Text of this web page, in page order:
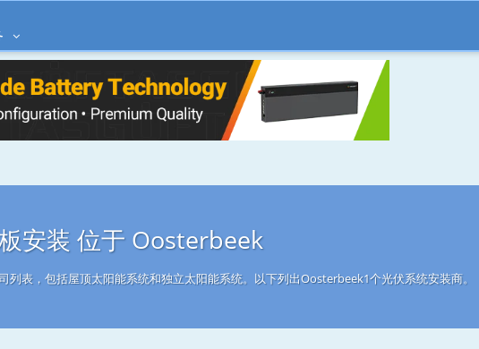
安装 位于 Oosterbeek
表，包括屋顶太阳能系统和独立太阳能系统。以下列出Oosterbeek1个光伏系统安装商。